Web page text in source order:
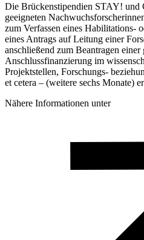
Die Brückenstipendien STAY! und
geeigneten
zum Verfassen eines Habilitations-
eines Antrags auf Leitung einer
anschließend zum Beantragen einer
Anschlussfinanzierung im
Projektstellen, Forschungs-
et cetera – (weitere sechs Monate)
Nähere Informationen unter